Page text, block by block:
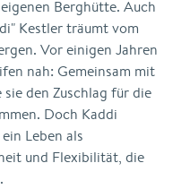
Berghütte. Auch
Kestler träumt vom
Vor einigen Jahren
nah: Gemeinsam mit
den Zuschlag für die
Doch Kaddi
Leben als
und Flexibilität, die